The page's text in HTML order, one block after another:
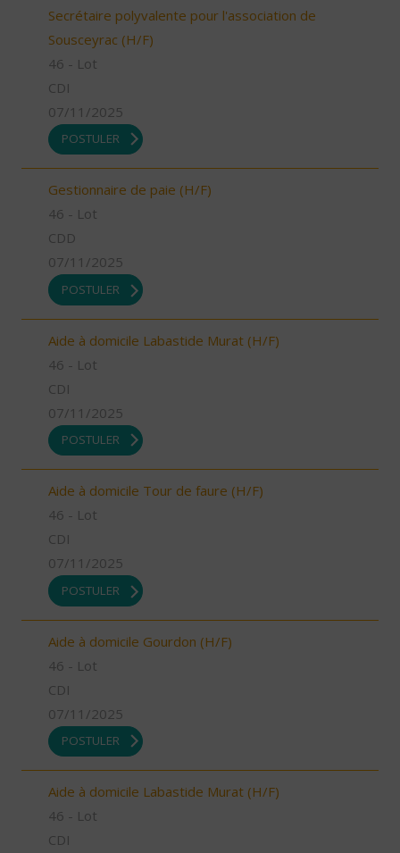
Secrétaire polyvalente pour l'association de
Sousceyrac (H/F)
46 - Lot
CDI
07/11/2025
POSTULER
Gestionnaire de paie (H/F)
46 - Lot
CDD
07/11/2025
POSTULER
Aide à domicile Labastide Murat (H/F)
46 - Lot
CDI
07/11/2025
POSTULER
Aide à domicile Tour de faure (H/F)
46 - Lot
CDI
07/11/2025
POSTULER
Aide à domicile Gourdon (H/F)
46 - Lot
CDI
07/11/2025
POSTULER
Aide à domicile Labastide Murat (H/F)
46 - Lot
CDI